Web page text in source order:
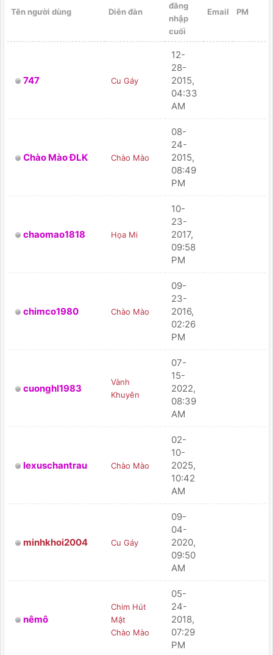
Tên người dùng Diễn đàn
đăng
nhập
cuối
Email PM
747 Cu Gáy
12-
28-
2015,
04:33
AM
Chào Mào ĐLK Chào Mào
08-
24-
2015,
08:49
PM
chaomao1818 Họa Mi
10-
23-
2017,
09:58
PM
chimco1980 Chào Mào
09-
23-
2016,
02:26
PM
cuonghl1983
Vành
Khuyên
07-
15-
2022,
08:39
AM
lexuschantrau Chào Mào
02-
10-
2025,
10:42
AM
minhkhoi2004 Cu Gáy
09-
04-
2020,
09:50
AM
nêmô
Chim Hút
Mật
Chào Mào
05-
24-
2018,
07:29
PM